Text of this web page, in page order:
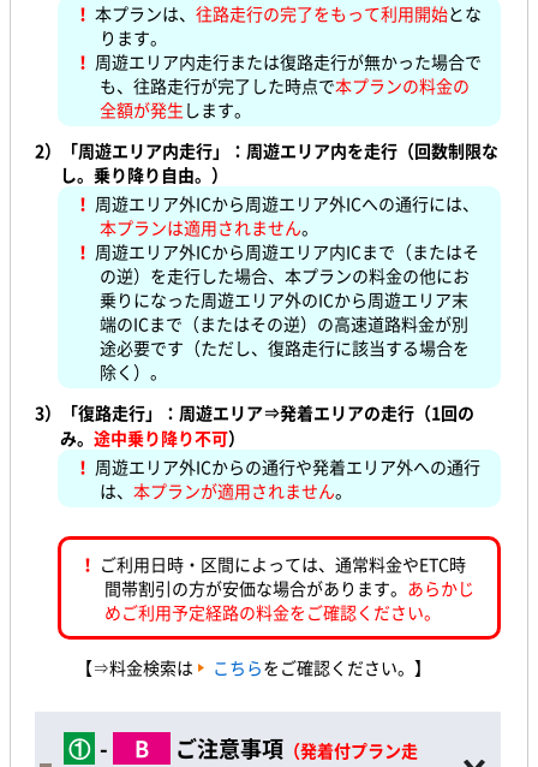
！ 本プランは、 往路走行の完了をもって利用開始とな
ります。
！ 周遊エリア内走行または復路走行が無かった場合で
も、往路走行が完了した時点で本プランの料金の
全額が発生 します。
2）
「周遊エリア内走行」：周遊エリア内を走行（回数制限な
し。乗り降り自由。）
！ 周遊エリア外ICから周遊エリア外ICへの通行には、
本プランは適用されません。
！ 周遊エリア外ICから周遊エリア内ICまで（またはそ
の逆）を走行した場合、本プランの料金の他にお
乗りになった周遊エリア外のICから周遊エリア末
端のICまで（またはその逆）の高速道路料金が別
途必要です（ただし、復路走行に該当する場合を
除く）。
3）
「復路走行」：周遊エリア⇒発着エリアの走行（1回の
み。 途中乗り降り不可）
！ 周遊エリア外ICからの通行や発着エリア外への通行
は、 本プランが適用されません。
！ ご利用日時・区間によっては、通常料金やETC時
間帯割引の方が安価な場合があります。 あらかじ
めご利用予定経路の料金をご確認ください。
【⇒料金検索は こちらをご確認ください。】
① - B ご注意事項 （発着付プラン走